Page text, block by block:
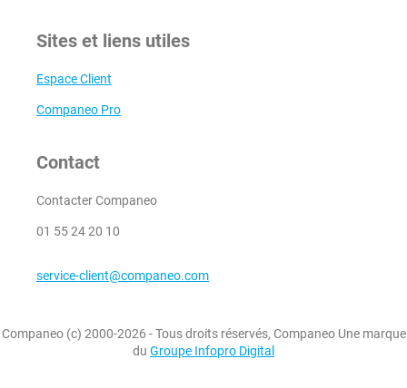
Sites et liens utiles
Espace Client
Companeo Pro
Contact
Contacter Companeo
01 55 24 20 10
service-client@companeo.com
Companeo (c) 2000-2026 - Tous droits réservés, Companeo Une marque
du Groupe Infopro Digital